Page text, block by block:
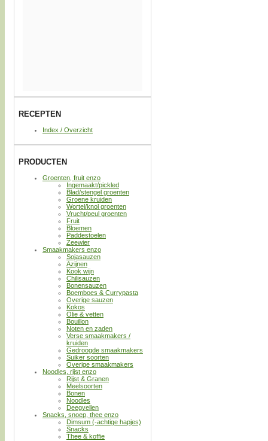
RECEPTEN
Index / Overzicht
PRODUCTEN
Groenten, fruit enzo
Ingemaakt/pickled
Blad/stengel groenten
Groene kruiden
Wortel/knol groenten
Vrucht/peul groenten
Fruit
Bloemen
Paddestoelen
Zeewier
Smaakmakers enzo
Sojasauzen
Azijnen
Kook wijn
Chilisauzen
Bonensauzen
Boemboes & Currypasta
Overige sauzen
Kokos
Olie & vetten
Bouillon
Noten en zaden
Verse smaakmakers /
kruiden
Gedroogde smaakmakers
Suiker soorten
Overige smaakmakers
Noodles, rijst enzo
Rijst & Granen
Meelsoorten
Bonen
Noodles
Deegvellen
Snacks, snoep, thee enzo
Dimsum (-achtige hapjes)
Snacks
Thee & koffie